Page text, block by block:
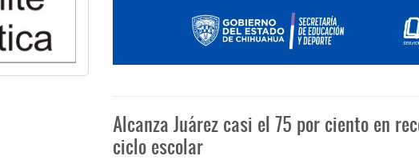
Alcanza Juárez casi el 75 por ciento en
ciclo escolar